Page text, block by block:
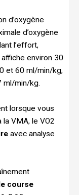
d’oxygène
d’oxygène
l’effort,
environ 30
et 60 ml/min/kg,
ml/min/kg.
lorsque vous
VMA, le VO2
avec analyse
course